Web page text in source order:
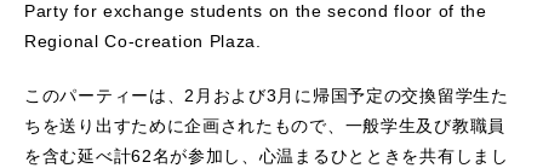
Party for exchange students on the second floor of the
Regional Co-creation Plaza.
このパーティーは、2月および3月に帰国予定の交換留学生た
ちを送り出すために企画されたもので、一般学生及び教職員
を含む延べ計62名が参加し、心温まるひとときを共有しまし